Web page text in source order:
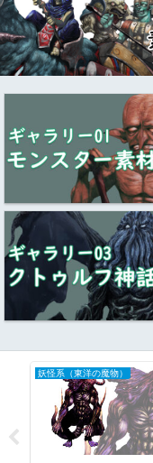
妖怪系（東洋の魔物）